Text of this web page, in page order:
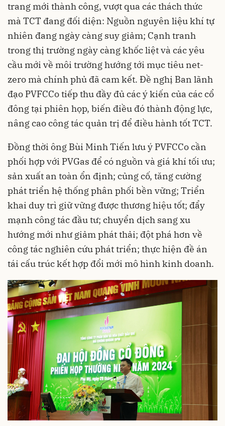
trang mới thành công, vượt qua các thách thức
mà TCT đang đối diện: Nguồn nguyên liệu khí tự
nhiên đang ngày càng suy giảm; Cạnh tranh
trong thị trường ngày càng khốc liệt và các yêu
cầu mới về môi trường hướng tới mục tiêu net-
zero mà chính phủ đã cam kết. Đề nghị Ban lãnh
đạo PVFCCo tiếp thu đầy đủ các ý kiến của các cổ
đông tại phiên họp, biến điều đó thành động lực,
nâng cao công tác quản trị để điều hành tốt TCT.
Đồng thời ông Bùi Minh Tiến lưu ý PVFCCo cần
phối hợp với PVGas để có nguồn và giá khí tối ưu;
sản xuất an toàn ổn định; củng cố, tăng cường
phát triển hệ thống phân phối bền vững; Triển
khai duy trì giữ vững được thương hiệu tốt; đẩy
mạnh công tác đầu tư; chuyển dịch sang xu
hướng mới như giảm phát thải; đột phá hơn về
công tác nghiên cứu phát triển; thực hiện đề án
tái cấu trúc kết hợp đổi mới mô hình kinh doanh.